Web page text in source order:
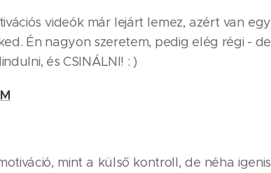
videók már lejárt lemez, azért van egy
Én nagyon szeretem, pedig elég régi - de
és CSINÁLNI! : )
mint a külső kontroll, de néha igenis